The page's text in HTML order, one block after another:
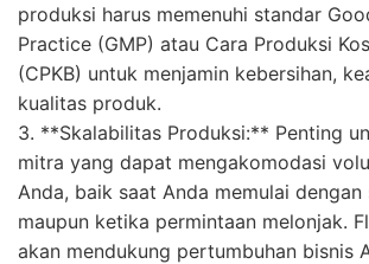
produksi harus memenuhi standar
Practice (GMP) atau Cara Produksi
(CPKB) untuk menjamin kebersihan,
kualitas produk.
3. **Skalabilitas Produksi:** Penting
mitra yang dapat mengakomodasi
Anda, baik saat Anda memulai dengan
maupun ketika permintaan melonjak.
akan mendukung pertumbuhan bisnis